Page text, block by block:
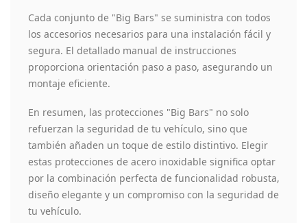
Cada conjunto de "Big Bars" se suministra con todos
los accesorios necesarios para una instalación fácil y
segura. El detallado manual de instrucciones
proporciona orientación paso a paso, asegurando un
montaje eficiente.
En resumen, las protecciones "Big Bars" no solo
refuerzan la seguridad de tu vehículo, sino que
también añaden un toque de estilo distintivo. Elegir
estas protecciones de acero inoxidable significa optar
por la combinación perfecta de funcionalidad robusta,
diseño elegante y un compromiso con la seguridad de
tu vehículo.